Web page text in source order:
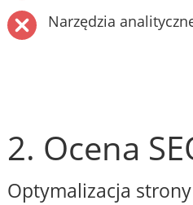
Narzędzia
2. Ocena
Optymalizacja